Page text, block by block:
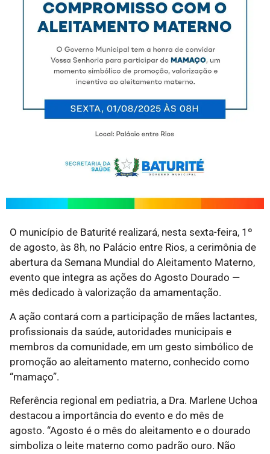
O município de Baturité realizará, nesta sexta-feira, 1º
de agosto, às 8h, no Palácio entre Rios, a cerimônia de
abertura da Semana Mundial do Aleitamento Materno,
evento que integra as ações do Agosto Dourado —
mês dedicado à valorização da amamentação.
A ação contará com a participação de mães lactantes,
profissionais da saúde, autoridades municipais e
membros da comunidade, em um gesto simbólico de
promoção ao aleitamento materno, conhecido como
“mamaço”.
Referência regional em pediatria, a Dra. Marlene Uchoa
destacou a importância do evento e do mês de
agosto. “Agosto é o mês do aleitamento e o dourado
simboliza o leite materno como padrão ouro. Não